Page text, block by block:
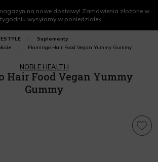
na nowe dostawy! Zamówienia złożone w
wysyłamy w poniedziałek
Suplementy
Flamingo Hair Food Vegan Yummy Gummy
NOBLE HEALTH
Hair Food Vegan Yummy
Gummy